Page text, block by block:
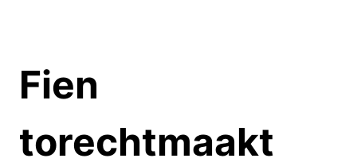
Fien
torechtmaakt